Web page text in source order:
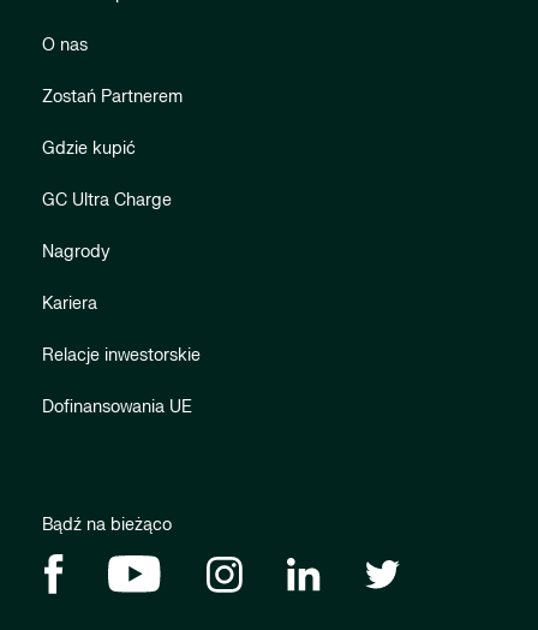
O nas
Zostań Partnerem
Gdzie kupić
GC Ultra Charge
Nagrody
Kariera
Relacje inwestorskie
Dofinansowania UE
Bądź na bieżąco